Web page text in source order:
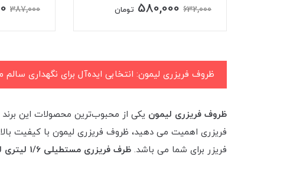
632,000
580,000 تومان 387,000
ظروف فریزری لیمون: انتخابی ایده‌آل برای نگهداری سالم
ظروف فریزری لیمون یکی از محبوب‌ترین محصولات این
فریزری اهمیت می دهید، ظروف فریزری لیمون با کیفیت
فریزر برای شما می باشد. ظرف فریزری مستطیلی 1/6 لیتری لیمون